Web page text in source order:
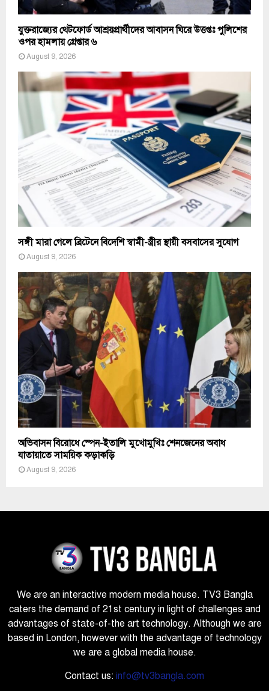
যুক্তরাজ্যের থেটফোর্ড আশ্রয়প্রার্থীদের আবাসন ঘিরে উত্তপ্তঃ পুলিশের
ওপর হামলায় গ্রেপ্তার ৬
August 9, 2026
সঙ্গী মারা গেলে ব্রিটেনে বিদেশি স্বামী-স্ত্রীর স্থায়ী বসবাসের সুযোগ
August 9, 2026
অভিবাসন বিরোধে স্পেন-ইতালি মুখোমুখিঃ শেনজেনের অবাধ
যাতায়াতে সাময়িক কড়াকড়ি
August 9, 2026
We are an interactive modern media house. TV3 Bangla
caters the demand of 21st century in light of challenges and
advantages of state-of-the art technology. Although we are
based in London, however with the advantage of technology
we are a global media house.
Contact us: info@tv3bangla.com